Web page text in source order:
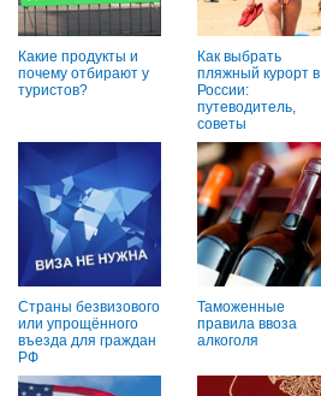
Какие продукты и
почему отбирают у
туристов?
Как выбрать
пляжный курорт в
России:
путеводитель,
советы
Страны безвизового
или упрощённого
въезда для граждан
РФ
Таможенные
правила ввоза
алкоголя